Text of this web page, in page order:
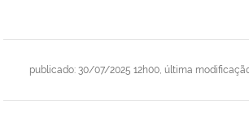
publicado: 30/07/2025 12h00, última